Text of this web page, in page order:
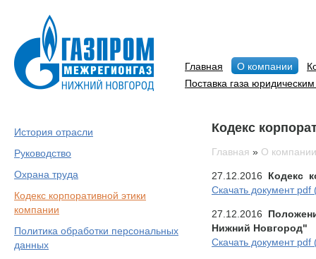
Главная О компании
Поставка газа
История отрасли
Руководство
Охрана труда
Кодекс корпоративной этики
компании
Политика обработки персональных
данных
Кодекс
Главная » О компании
27.12.2016
Кодекс
Скачать документ
27.12.2016
Нижний Новгород"
Скачать документ pdf